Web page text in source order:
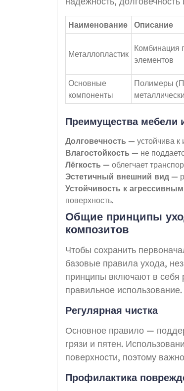
Наименование Описание
Металлопластик
Комбинация
элементов
Основные
компоненты
Полимеры
Преимущества мебели
Долговечность — устойчива к
Влагостойкость — не
Лёгкость — облегчает
Эстетичный внешний вид —
Устойчивость к
поверхность.
Общие принципы
композитов
Чтобы сохранить
базовые правила ухода,
принципы включают в себя
правильное использование.
Регулярная чистка
Основное правило —
грязи и пятен.
поверхности, поэтому
Профилактика